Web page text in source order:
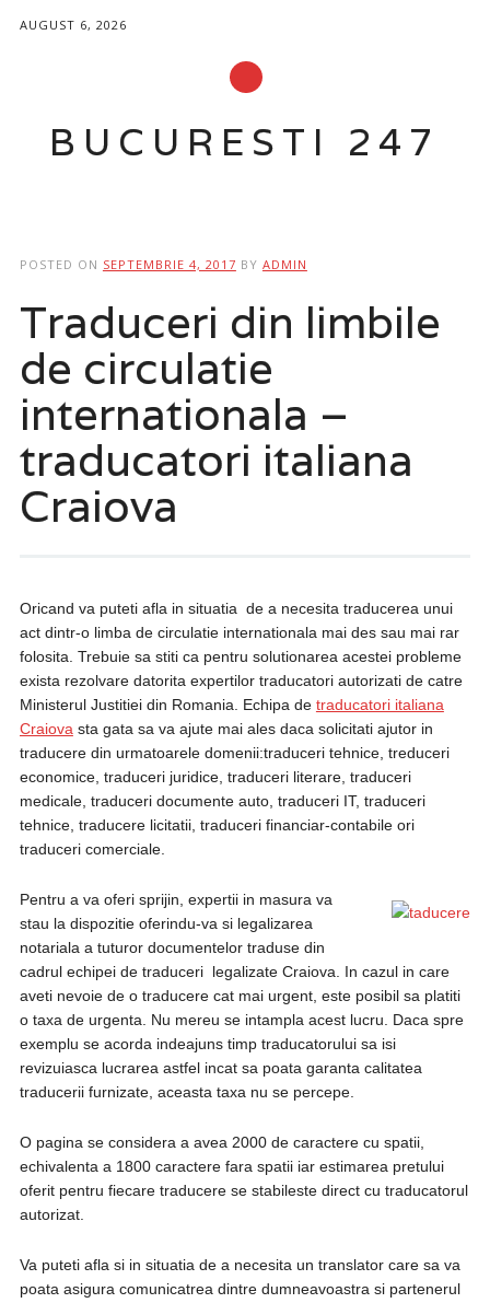
AUGUST 6, 2026
BUCURESTI 247
POSTED ON SEPTEMBRIE 4, 2017 BY ADMIN
Traduceri din limbile
de circulatie
internationala –
traducatori italiana
Craiova
Oricand va puteti afla in situatia de a necesita traducerea unui
act dintr-o limba de circulatie internationala mai des sau mai rar
folosita. Trebuie sa stiti ca pentru solutionarea acestei probleme
exista rezolvare datorita expertilor traducatori autorizati de catre
Ministerul Justitiei din Romania. Echipa de traducatori italiana
Craiova sta gata sa va ajute mai ales daca solicitati ajutor in
traducere din urmatoarele domenii:traduceri tehnice, treduceri
economice, traduceri juridice, traduceri literare, traduceri
medicale, traduceri documente auto, traduceri IT, traduceri
tehnice, traducere licitatii, traduceri financiar-contabile ori
traduceri comerciale.
Pentru a va oferi sprijin, expertii in masura va
stau la dispozitie oferindu-va si legalizarea
notariala a tuturor documentelor traduse din
cadrul echipei de traduceri legalizate Craiova. In cazul in care
aveti nevoie de o traducere cat mai urgent, este posibil sa platiti
o taxa de urgenta. Nu mereu se intampla acest lucru. Daca spre
exemplu se acorda indeajuns timp traducatorului sa isi
revizuiasca lucrarea astfel incat sa poata garanta calitatea
traducerii furnizate, aceasta taxa nu se percepe.
O pagina se considera a avea 2000 de caractere cu spatii,
echivalenta a 1800 caractere fara spatii iar estimarea pretului
oferit pentru fiecare traducere se stabileste direct cu traducatorul
autorizat.
Va puteti afla si in situatia de a necesita un translator care sa va
poata asigura comunicatrea dintre dumneavoastra si partenerul